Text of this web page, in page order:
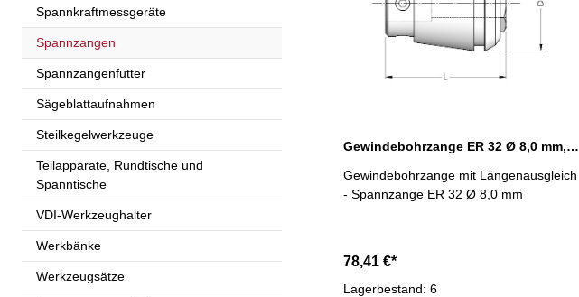
Spannkraftmessgeräte
Spannzangen
Spannzangenfutter
Sägeblattaufnahmen
Steilkegelwerkzeuge
Teilapparate, Rundtische und
Spanntische
VDI-Werkzeughalter
Werkbänke
Werkzeugsätze
Gewindebohrzange ER 32 Ø 8,0 mm, Längenausgleich
Gewindebohrzange mit Längenausgleich
- Spannzange ER 32 Ø 8,0 mm
78,41 €*
Lagerbestand: 6